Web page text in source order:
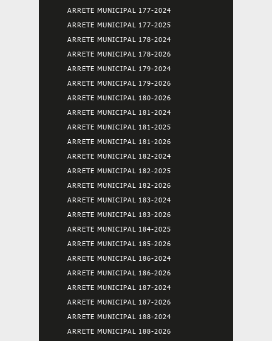
ARRETE MUNICIPAL 177-2024
ARRETE MUNICIPAL 177-2025
ARRETE MUNICIPAL 178-2024
ARRETE MUNICIPAL 178-2026
ARRETE MUNICIPAL 179-2024
ARRETE MUNICIPAL 179-2026
ARRETE MUNICIPAL 180-2026
ARRETE MUNICIPAL 181-2024
ARRETE MUNICIPAL 181-2025
ARRETE MUNICIPAL 181-2026
ARRETE MUNICIPAL 182-2024
ARRETE MUNICIPAL 182-2025
ARRETE MUNICIPAL 182-2026
ARRETE MUNICIPAL 183-2024
ARRETE MUNICIPAL 183-2026
ARRETE MUNICIPAL 184-2025
ARRETE MUNICIPAL 185-2026
ARRETE MUNICIPAL 186-2024
ARRETE MUNICIPAL 186-2026
ARRETE MUNICIPAL 187-2024
ARRETE MUNICIPAL 187-2026
ARRETE MUNICIPAL 188-2024
ARRETE MUNICIPAL 188-2026